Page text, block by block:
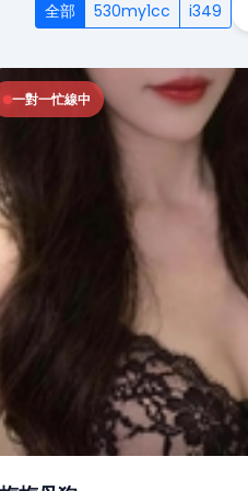
全部 530my1cc i349
一對一忙線中